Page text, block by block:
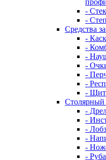
-
-
Средства
-
-
-
-
-
-
-
Столярный
-
-
-
-
-
-